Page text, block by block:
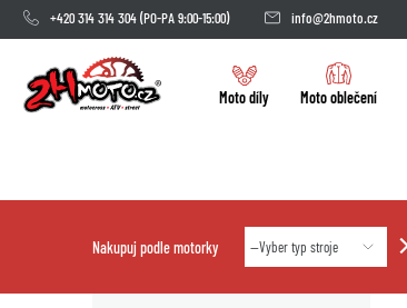
+420 314 314 304(PO-PA 9:00-15:00) info@2hmoto.cz
Moto díly Moto oblečení
Nakupuj podle motorky